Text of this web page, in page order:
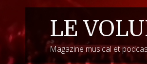
LE
Magazine musical et